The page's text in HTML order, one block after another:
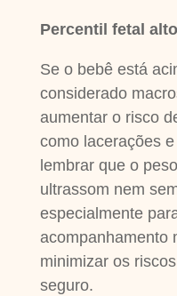
Percentil fetal
Se o bebê está
considerado
aumentar o risco
como lacerações
lembrar que o
ultrassom nem
especialmente
acompanhamento
minimizar os
seguro.